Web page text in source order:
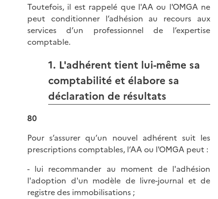
Toutefois, il est rappelé que l'AA ou l'OMGA ne
peut conditionner l’adhésion au recours aux
services d’un professionnel de l’expertise
comptable.
1. L'adhérent tient lui-même sa
comptabilité et élabore sa
déclaration de résultats
80
Pour s’assurer qu’un nouvel adhérent suit les
prescriptions comptables, l’AA ou l'OMGA peut :
- lui recommander au moment de l'adhésion
l'adoption d'un modèle de livre-journal et de
registre des immobilisations ;